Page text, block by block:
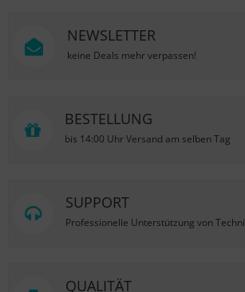
NEWSLETTER
keine Deals mehr verpassen!
BESTELLUNG
bis 14:00 Uhr Versand am selben Tag
SUPPORT
Professionelle Unterstützung von
QUALITÄT